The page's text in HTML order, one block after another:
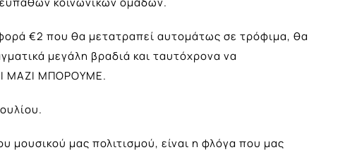
€2 που θα μετατραπεί αυτομάτως σε τρόφιμα, θα
μεγάλη βραδιά και ταυτόχρονα να
ΜΑΖΙ ΜΠΟΡΟΥΜΕ.
μουσικού μας πολιτισμού, είναι η φλόγα που μας